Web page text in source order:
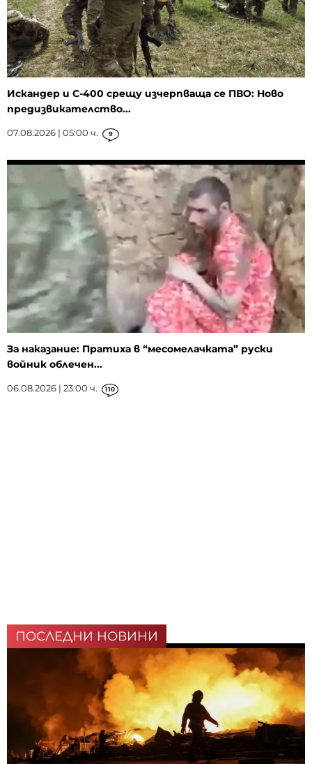
Искандер и С-400 срещу изчерпваща се ПВО: Ново
предизвикателство...
07.08.2026 | 05:00 ч. 9
За наказание: Пратиха в “месомелачката” руски
войник облечен...
06.08.2026 | 23:00 ч. 110
ПОСЛЕДНИ НОВИНИ